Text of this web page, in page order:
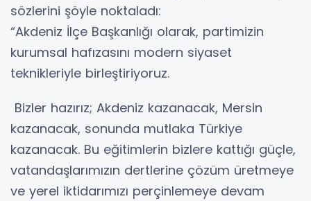
sözlerini şöyle noktaladı:
“Akdeniz İlçe Başkanlığı olarak, partimizin
kurumsal hafızasını modern siyaset
teknikleriyle birleştiriyoruz.
Bizler hazırız; Akdeniz kazanacak, Mersin
kazanacak, sonunda mutlaka Türkiye
kazanacak. Bu eğitimlerin bizlere kattığı güçle,
vatandaşlarımızın dertlerine çözüm üretmeye
ve yerel iktidarımızı perçinlemeye devam